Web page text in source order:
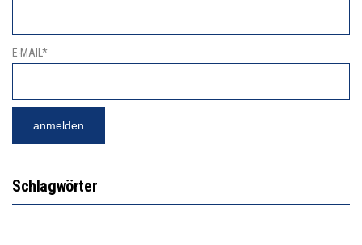
E-MAIL*
Schlagwörter